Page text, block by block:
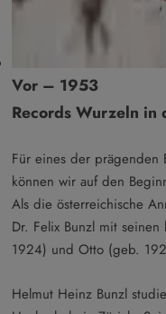
Vor – 1953
Records Wurzeln in
Für eines der prägenden
können wir auf den
Als die österreichische
Dr. Felix Bunzl mit
1924) und Otto (geb.
Helmut Heinz Bunzl